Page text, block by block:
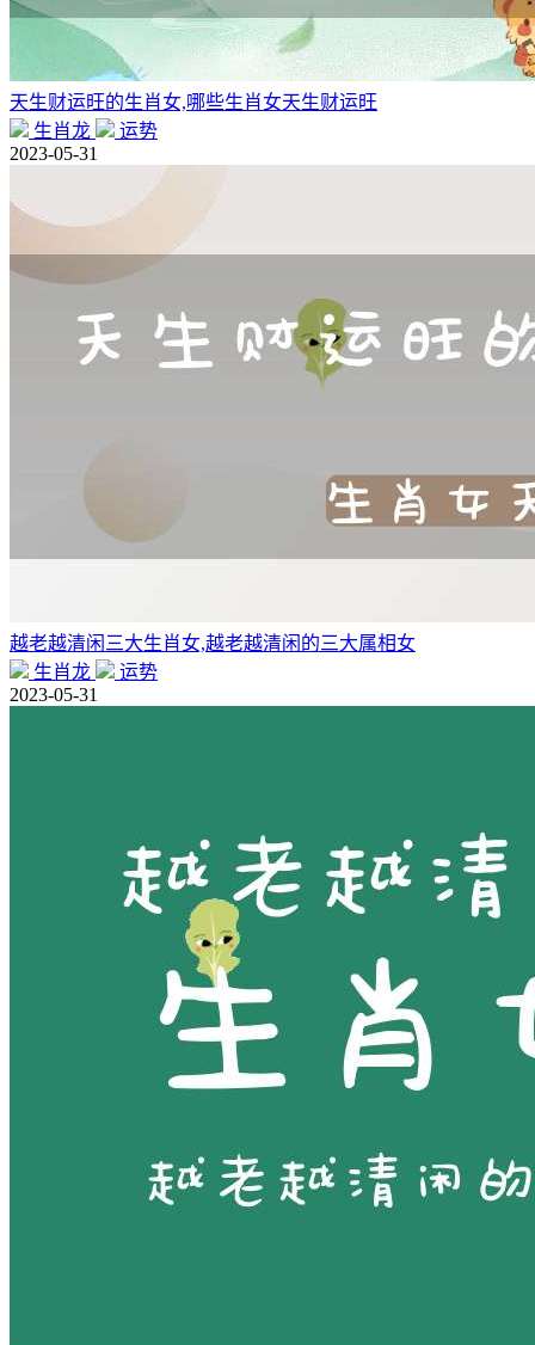
天生财运旺的生肖女,哪些生肖女天生财运旺
生肖龙
运势
2023-05-31
越老越清闲三大生肖女,越老越清闲的三大属相女
生肖龙
运势
2023-05-31